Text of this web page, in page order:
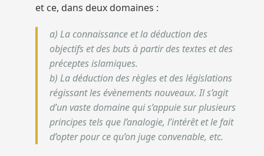
et ce, dans deux domaines :
a) La connaissance et la déduction des
objectifs et des buts à partir des textes et des
préceptes islamiques.
b) La déduction des règles et des législations
régissant les évènements nouveaux. Il s’agit
d’un vaste domaine qui s’appuie sur plusieurs
principes tels que l’analogie, l’intérêt et le fait
d’opter pour ce qu’on juge convenable, etc.